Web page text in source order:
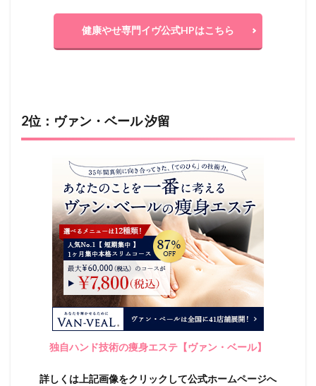
健康やせ専門イヴ公式HPはこちら
2位：ヴァン・ベール 汐留
独自ハンド技術の痩身エステ【ヴァン・ベール】
詳しくは上記画像をクリックして公式ホームページへ